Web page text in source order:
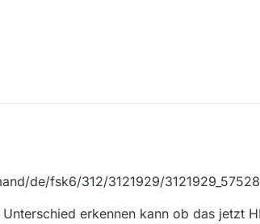
de/fsk6/312/3121929/
erkennen kann ob das jetzt